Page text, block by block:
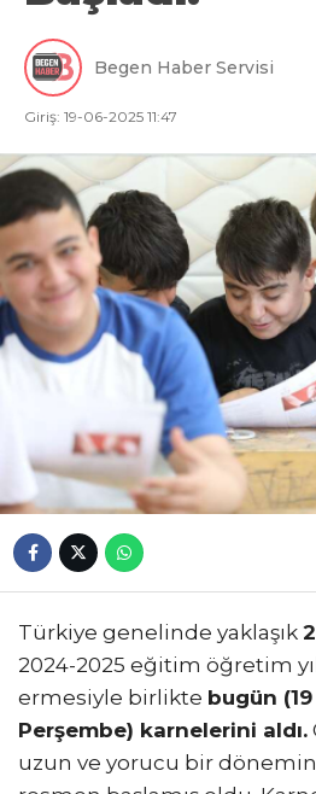
Begen Haber Servisi
Giriş: 19-06-2025 11:47
Türkiye genelinde yaklaşık
2024-2025 eğitim öğretim
ermesiyle birlikte bugün
Perşembe) karnelerini aldı.
uzun ve yorucu bir